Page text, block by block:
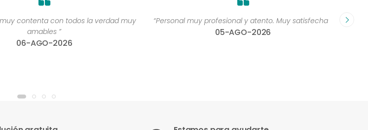
contenta con todos la verdad muy
amables ”
06-AGO-2026
“Personal muy profesional y atento. Muy satisfecha ”
05-AGO-2026
“La